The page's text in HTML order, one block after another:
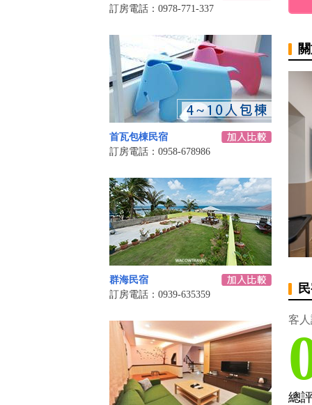
訂房電話：0978-771-337
首瓦包棟民宿
訂房電話：0958-678986
群海民宿
訂房電話：0939-635359
客
總